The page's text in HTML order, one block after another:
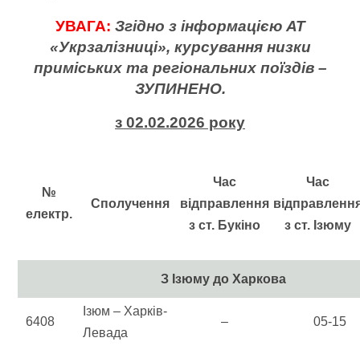
УВАГА: Згідно з інформацією АТ
«Укрзалізниці», курсування низки
приміських та регіональних поїздів –
ЗУПИНЕНО.
з 02.02.2026 року
№
електр.
Сполучення
Час
відправлення
з ст. Букіно
Час
з ст. Ізюму
З Ізюму до Харкова
6408
Ізюм – Харків-
Левада
– 05-15